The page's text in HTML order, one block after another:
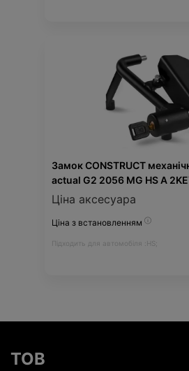
Замок CONSTRUCT
actual G2 2056 MG HS A
Ціна аксесуара
Ціна з встановленням
Підходить для автомобіля :HS;
ТОВ